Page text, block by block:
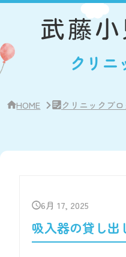
サ
ー・
ク
リ
クリニ
HOME クリニックブ
6月 17, 2025
吸入器の貸し出